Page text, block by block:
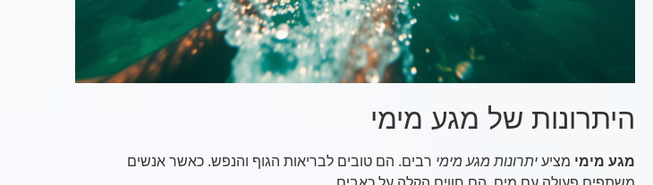
היתרונות של מגע מימי
מגע מימי מציעיתרונות מגע מימי רבים. הם טובים לבריאות הגוף והנפש. כאשר אנשים